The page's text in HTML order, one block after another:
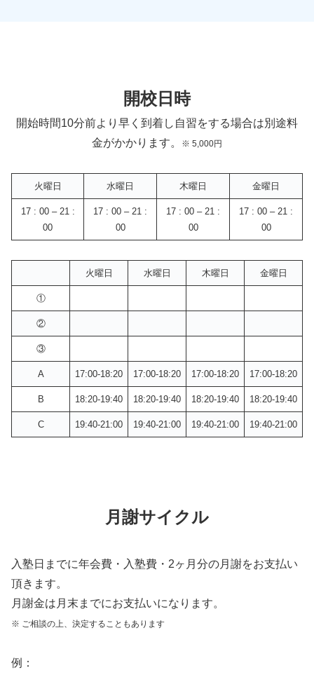
開校日時
開始時間10分前より早く到着し自習をする場合は別途料
金がかかります。
※ 5,000円
火曜日 水曜日 木曜日 金曜日
17 : 00 – 21 :
00
17 : 00 – 21 :
00
17 : 00 – 21 :
00
17 : 00 – 21 :
00
火曜日 水曜日 木曜日 金曜日
①
②
③
A 17:00-18:20 17:00-18:20 17:00-18:20 17:00-18:20
B 18:20-19:40 18:20-19:40 18:20-19:40 18:20-19:40
C 19:40-21:00 19:40-21:00 19:40-21:00 19:40-21:00
月謝サイクル
入塾日までに年会費・入塾費・2ヶ月分の月謝をお支払い
頂きます。
月謝金は月末までにお支払いになります。
※ ご相談の上、決定することもあります
例：